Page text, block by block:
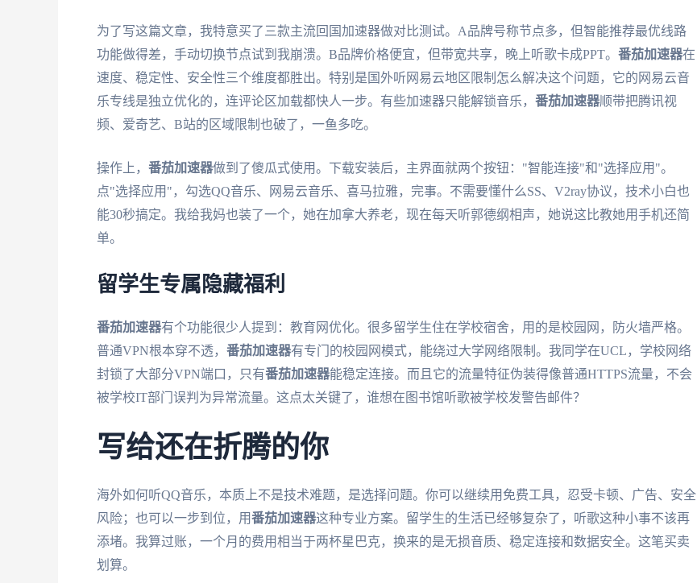
为了写这篇文章，我特意买了三款主流回国加速器做对比测试。A品牌号称节点多，但智能推荐最优线路
功能做得差，手动切换节点试到我崩溃。B品牌价格便宜，但带宽共享，晚上听歌卡成PPT。 番茄加速器在
速度、稳定性、安全性三个维度都胜出。特别是国外听网易云地区限制怎么解决这个问题，它的网易云音
乐专线是独立优化的，连评论区加载都快人一步。有些加速器只能解锁音乐， 番茄加速器顺带把腾讯视
频、爱奇艺、B站的区域限制也破了，一鱼多吃。
操作上， 番茄加速器做到了傻瓜式使用。下载安装后，主界面就两个按钮："智能连接"和"选择应用"。
点"选择应用"，勾选QQ音乐、网易云音乐、喜马拉雅，完事。不需要懂什么SS、V2ray协议，技术小白也
能30秒搞定。我给我妈也装了一个，她在加拿大养老，现在每天听郭德纲相声，她说这比教她用手机还简
单。
留学生专属隐藏福利
番茄加速器有个功能很少人提到：教育网优化。很多留学生住在学校宿舍，用的是校园网，防火墙严格。
普通VPN根本穿不透， 番茄加速器有专门的校园网模式，能绕过大学网络限制。我同学在UCL，学校网络
封锁了大部分VPN端口，只有番茄加速器能稳定连接。而且它的流量特征伪装得像普通HTTPS流量，不会
被学校IT部门误判为异常流量。这点太关键了，谁想在图书馆听歌被学校发警告邮件？
写给还在折腾的你
海外如何听QQ音乐，本质上不是技术难题，是选择问题。你可以继续用免费工具，忍受卡顿、广告、安全
风险；也可以一步到位，用番茄加速器这种专业方案。留学生的生活已经够复杂了，听歌这种小事不该再
添堵。我算过账，一个月的费用相当于两杯星巴克，换来的是无损音质、稳定连接和数据安全。这笔买卖
划算。